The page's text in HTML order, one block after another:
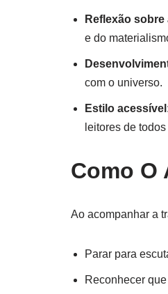
Reflexão sobre
e do
com o universo.
Estilo
leitores de
Como O
Ao acompanhar a
Parar para
Reconhecer